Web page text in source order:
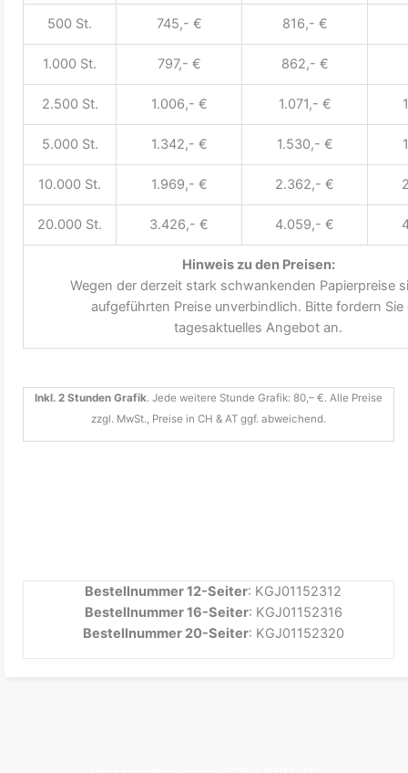
500 St. 745,- € 816,- €
1.000 St. 797,- € 862,- €
2.500 St. 1.006,- € 1.071,- €
5.000 St. 1.342,- € 1.530,- €
10.000 St. 1.969,- € 2.362,- €
20.000 St. 3.426,- € 4.059,- €
Hinweis zu den Preisen:
Wegen der derzeit stark schwankenden Papierpreise
aufgeführten Preise unverbindlich. Bitte fordern Sie
tagesaktuelles Angebot an.
Inkl. 2 Stunden Grafik. Jede weitere Stunde Grafik: 80,– €. Alle Preise
zzgl. MwSt., Preise in CH & AT ggf. abweichend.
Bestellnummer 12-Seiter: KGJ01152312
Bestellnummer 16-Seiter: KGJ01152316
Bestellnummer 20-Seiter: KGJ01152320